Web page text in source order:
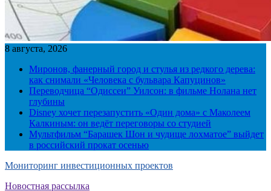
8 августа, 2026
Миронов, фанерный город и стулья из редкого дерева:
как снимали «Человека с бульвара Капуцинов»
Переводчица “Одиссеи” Уилсон: в фильме Нолана нет
глубины
Disney хочет перезапустить «Один дома» с Маколеем
Калкиным: он ведёт переговоры со студией
Мультфильм “Барашек Шон и чудище лохматое” выйдет
в российский прокат осенью
Мониторинг инвестиционных проектов
Новостная рассылка